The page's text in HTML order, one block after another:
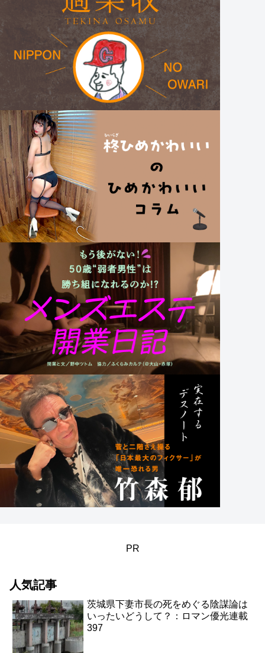
PR
人気記事
茨城県下妻市長の死をめぐる陰謀論は
いったいどうして？：ロマン優光連載
397